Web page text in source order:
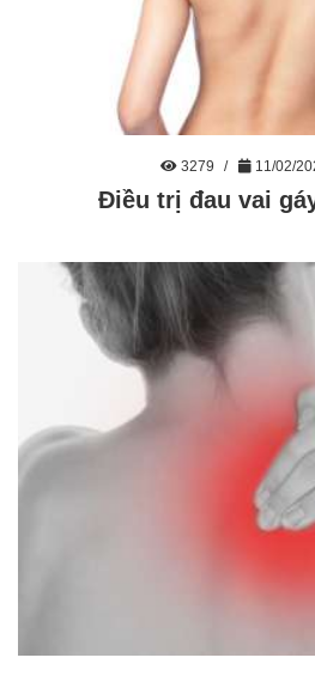
3279 11/02/
Điều trị đau vai